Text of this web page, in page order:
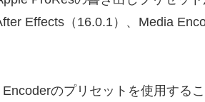
Effects（16.0.1）、Media
のプリセットを使用する